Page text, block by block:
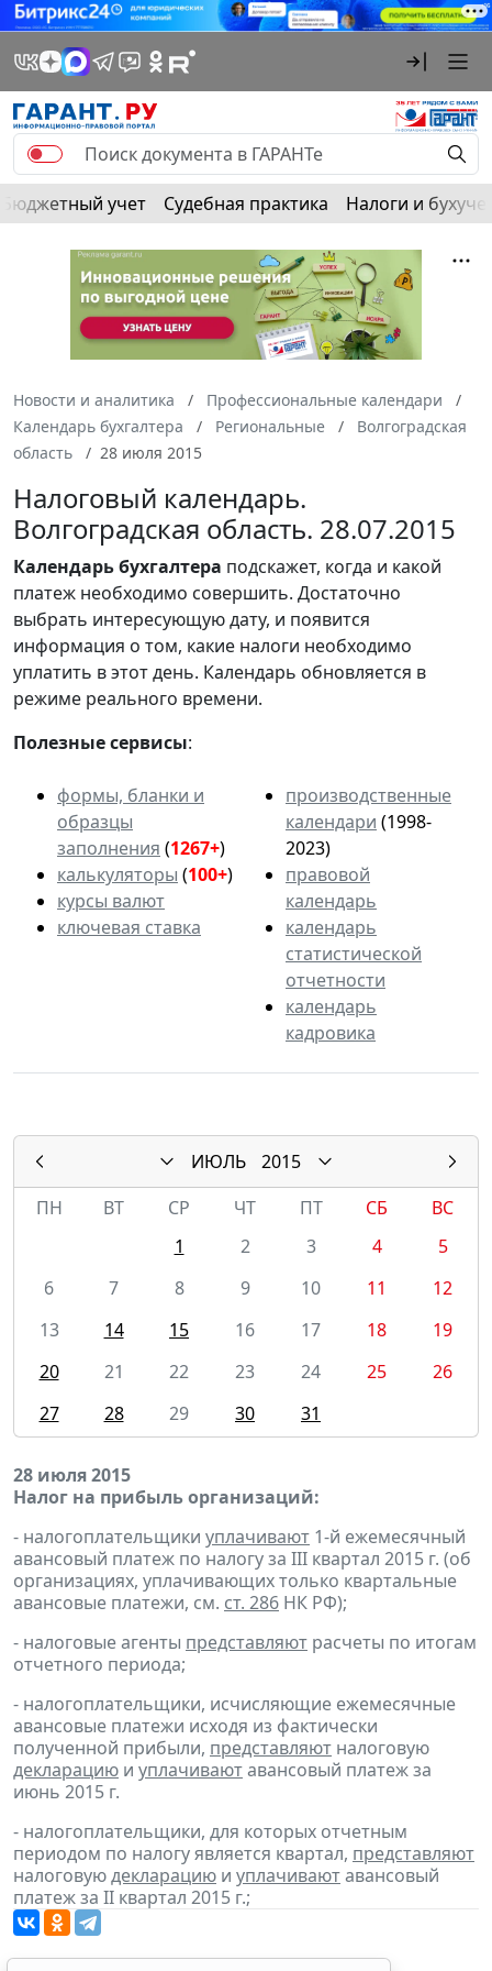
Бюджетный учет Судебная практика Налоги и
Новости и аналитика
Профессиональные календари
Календарь бухгалтера
Региональные
Волгоградская
область
28 июля 2015
Налоговый календарь.
Волгоградская область. 28.07.2015
Календарьбухгалтера подскажет, когда и какой
платеж необходимо совершить. Достаточно
выбрать интересующую дату, и появится
информация о том, какие налоги необходимо
уплатить в этот день. Календарь обновляется в
режиме реального времени.
Полезные сервисы:
формы, бланки и
образцы
заполнения (1267+)
калькуляторы (100+)
курсы валют
ключевая ставка
производственные
календари (1998-
2023)
правовой
календарь
календарь
статистической
отчетности
календарь
кадровика
ИЮЛЬ
2015
ПН
ВТ СР ЧТ ПТ СБ
ВС
1
2 3 4
5
6
7 8 9 10 11
12
13
14 15 16 17 18
19
20
21 22 23 24 25
26
27
28 29 30 31
28 июля 2015
Налог на прибыль организаций:
- налогоплательщики уплачивают 1-й ежемесячный
авансовый платеж по налогу за III квартал 2015 г. (об
организациях, уплачивающих только квартальные
авансовые платежи, см. ст. 286 НК РФ);
- налоговые агенты представляют расчеты по итогам
отчетного периода;
- налогоплательщики, исчисляющие ежемесячные
авансовые платежи исходя из фактически
полученной прибыли, представляют налоговую
декларацию и уплачиваютавансовый платеж за
июнь 2015 г.
- налогоплательщики, для которых отчетным
периодом по налогу является квартал, представляют
налоговуюдекларацию и уплачиваютавансовый
платеж за II квартал 2015 г.;